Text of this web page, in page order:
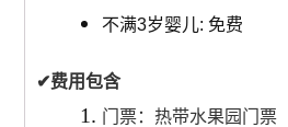
不满3岁婴儿: 免费
✔费用包含
门票：热带水果园门票